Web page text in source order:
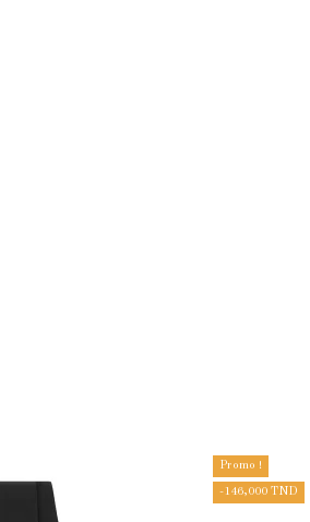
Promo !
-146,000 TND